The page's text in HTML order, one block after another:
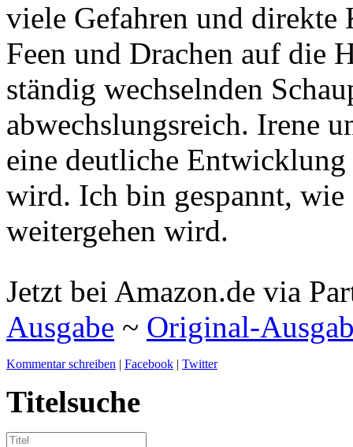
viele Gefahren und
Feen und Drachen auf die
ständig wechselnden
abwechslungsreich. Irene
eine deutliche
wird. Ich bin gespannt,
weitergehen wird.
Jetzt bei Amazon.de via
Ausgabe ~ Original-
Kommentar schreiben | Facebook | Twitter
Titelsuche